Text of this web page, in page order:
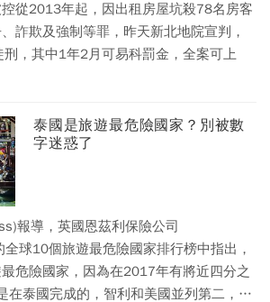
控從2013年起，因出租房屋坑殺78名房客
詐欺及強制等罪，昨天新北地院宣判，
，其中1年2月可易科罰金，全案可上
泰國是旅遊最危險國家？別被數
字迷惑了
報導，英國恩茲利保險公司
全球10個旅遊最危險國家排行榜中指出，
危險國家，因為在2017年有將近四分之
在泰國完成的，智利和美國並列第二，各